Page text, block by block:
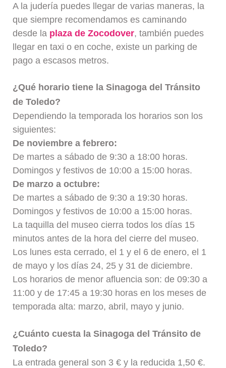
A la judería puedes llegar de varias maneras, la
que siempre recomendamos es caminando
desde la plaza de Zocodover, también puedes
llegar en taxi o en coche, existe un parking de
pago a escasos metros.
¿Qué horario tiene la Sinagoga del Tránsito
de Toledo?
Dependiendo la temporada los horarios son los
siguientes:
De noviembre a febrero:
De martes a sábado de 9:30 a 18:00 horas.
Domingos y festivos de 10:00 a 15:00 horas.
De marzo a octubre:
De martes a sábado de 9:30 a 19:30 horas.
Domingos y festivos de 10:00 a 15:00 horas.
La taquilla del museo cierra todos los días 15
minutos antes de la hora del cierre del museo.
Los lunes esta cerrado, el 1 y el 6 de enero, el 1
de mayo y los días 24, 25 y 31 de diciembre.
Los horarios de menor afluencia son: de 09:30 a
11:00 y de 17:45 a 19:30 horas en los meses de
temporada alta: marzo, abril, mayo y junio.
¿Cuánto cuesta la Sinagoga del Tránsito de
Toledo?
La entrada general son 3 € y la reducida 1,50 €.